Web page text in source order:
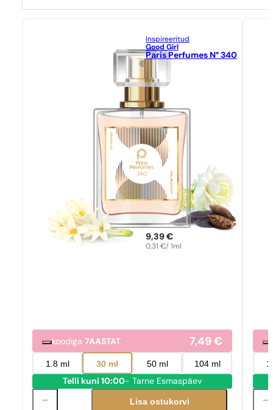
Inspireeritud
Good Girl
Paris Perfumes N° 340
9,39€
0,31€/ 1ml
koodiga7AASTAT 7,49€
1.8 ml 30 ml 50 ml 104 ml
Telli kuni 10:00- Tarne Esmaspäev
Lisa ostukorvi